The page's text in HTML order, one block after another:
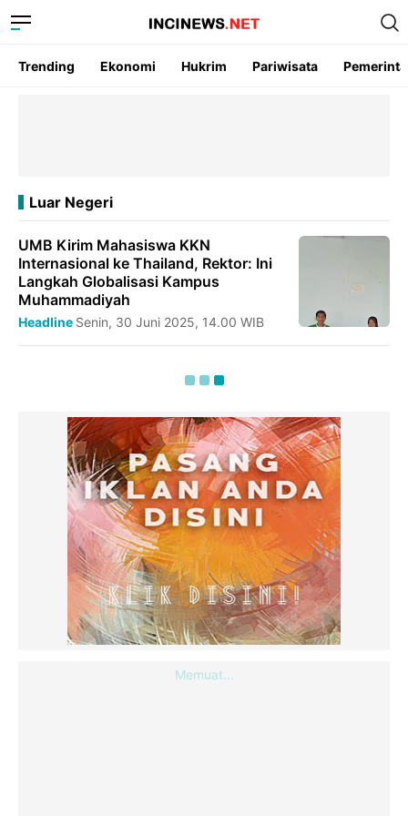
Trending Ekonomi Hukrim Pariwisata
Luar Negeri
UMB Kirim Mahasiswa KKN
Internasional ke Thailand, Rektor: Ini
Langkah Globalisasi Kampus
Muhammadiyah
Headline Senin, 30 Juni 2025, 14.00 WIB
Memuat...